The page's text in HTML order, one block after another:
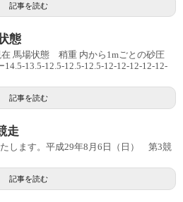
記事を読む
態
馬場状態 稍重 内から1mごとの砂圧
14.5-13.5-12.5-12.5-12.5-12-12-12-12-12-
記事を読む
走
します。平成29年8月6日（日） 第3競
記事を読む